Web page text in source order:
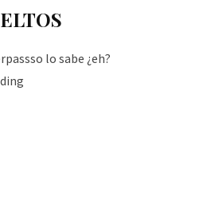
lo sabe ¿eh?